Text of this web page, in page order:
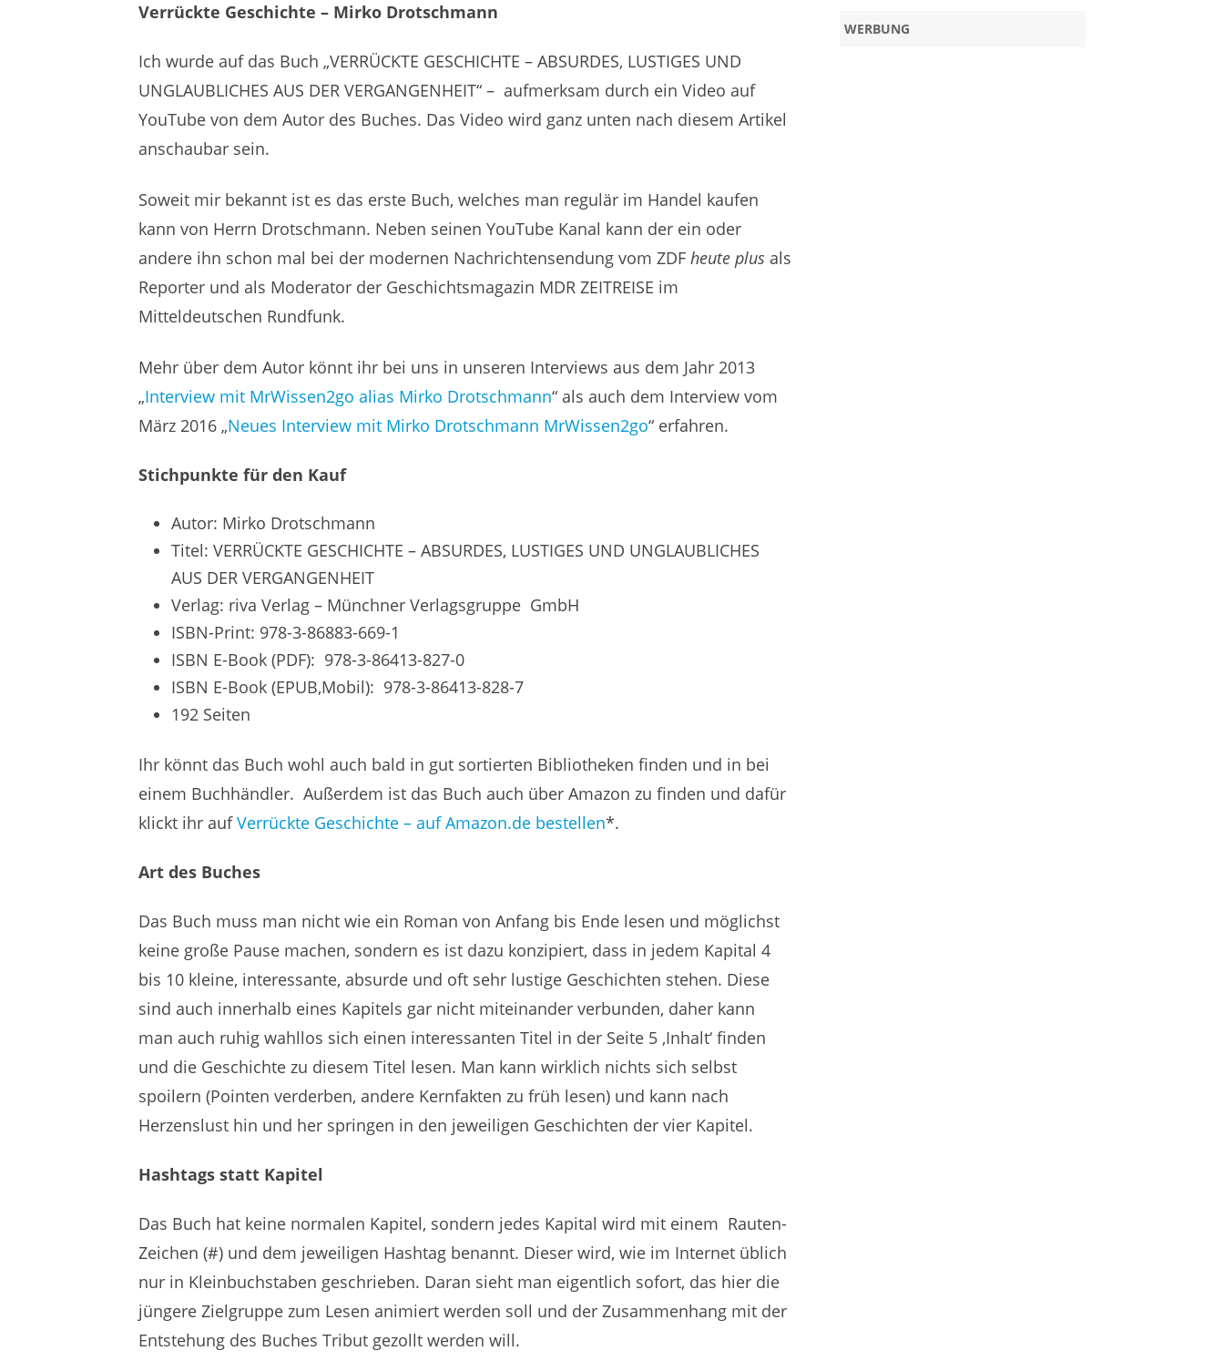
Verrückte Geschichte – Mirko Drotschmann
Ich wurde auf das Buch „VERRÜCKTE GESCHICHTE – ABSURDES, LUSTIGES UND
UNGLAUBLICHES AUS DER VERGANGENHEIT“ – aufmerksam durch ein Video auf
YouTube von dem Autor des Buches. Das Video wird ganz unten nach diesem Artikel
anschaubar sein.
Soweit mir bekannt ist es das erste Buch, welches man regulär im Handel kaufen
kann von Herrn Drotschmann. Neben seinen YouTube Kanal kann der ein oder
andere ihn schon mal bei der modernen Nachrichtensendung vom ZDF heute plus als
Reporter und als Moderator der Geschichtsmagazin MDR ZEITREISE im
Mitteldeutschen Rundfunk.
Mehr über dem Autor könnt ihr bei uns in unseren Interviews aus dem Jahr 2013
„Interview mit MrWissen2go alias Mirko Drotschmann“ als auch dem Interview vom
März 2016 „Neues Interview mit Mirko Drotschmann MrWissen2go“ erfahren.
Stichpunkte für den Kauf
Autor: Mirko Drotschmann
Titel: VERRÜCKTE GESCHICHTE – ABSURDES, LUSTIGES UND UNGLAUBLICHES
AUS DER VERGANGENHEIT
Verlag: riva Verlag – Münchner Verlagsgruppe GmbH
ISBN-Print: 978-3-86883-669-1
ISBN E-Book (PDF): 978-3-86413-827-0
ISBN E-Book (EPUB,Mobil): 978-3-86413-828-7
192 Seiten
Ihr könnt das Buch wohl auch bald in gut sortierten Bibliotheken finden und in bei
einem Buchhändler. Außerdem ist das Buch auch über Amazon zu finden und dafür
klickt ihr aufVerrückte Geschichte – auf Amazon.de bestellen*.
Art des Buches
Das Buch muss man nicht wie ein Roman von Anfang bis Ende lesen und möglichst
keine große Pause machen, sondern es ist dazu konzipiert, dass in jedem Kapital 4
bis 10 kleine, interessante, absurde und oft sehr lustige Geschichten stehen. Diese
sind auch innerhalb eines Kapitels gar nicht miteinander verbunden, daher kann
man auch ruhig wahllos sich einen interessanten Titel in der Seite 5 ‚Inhalt‘ finden
und die Geschichte zu diesem Titel lesen. Man kann wirklich nichts sich selbst
spoilern (Pointen verderben, andere Kernfakten zu früh lesen) und kann nach
Herzenslust hin und her springen in den jeweiligen Geschichten der vier Kapitel.
Hashtags statt Kapitel
Das Buch hat keine normalen Kapitel, sondern jedes Kapital wird mit einem Rauten-
Zeichen (#) und dem jeweiligen Hashtag benannt. Dieser wird, wie im Internet üblich
nur in Kleinbuchstaben geschrieben. Daran sieht man eigentlich sofort, das hier die
jüngere Zielgruppe zum Lesen animiert werden soll und der Zusammenhang mit der
Entstehung des Buches Tribut gezollt werden will.
WERBUNG